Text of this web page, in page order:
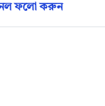
ফলো করুন